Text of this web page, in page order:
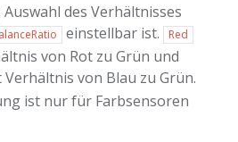
des Verhältnisses
einstellbar ist. Red
von Rot zu Grün und
von Blau zu Grün.
ist nur für Farbsensoren